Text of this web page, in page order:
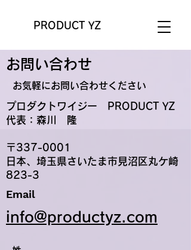
PRODUCT YZ
お問い合わせ
お気軽にお問い合わせください
プロダクトワイジー PRODUCT YZ
​代表：森川 隆
〒337-0001​
日本、埼玉県さいたま市見沼区丸ケ崎
823-3
Email
info@productyz.com